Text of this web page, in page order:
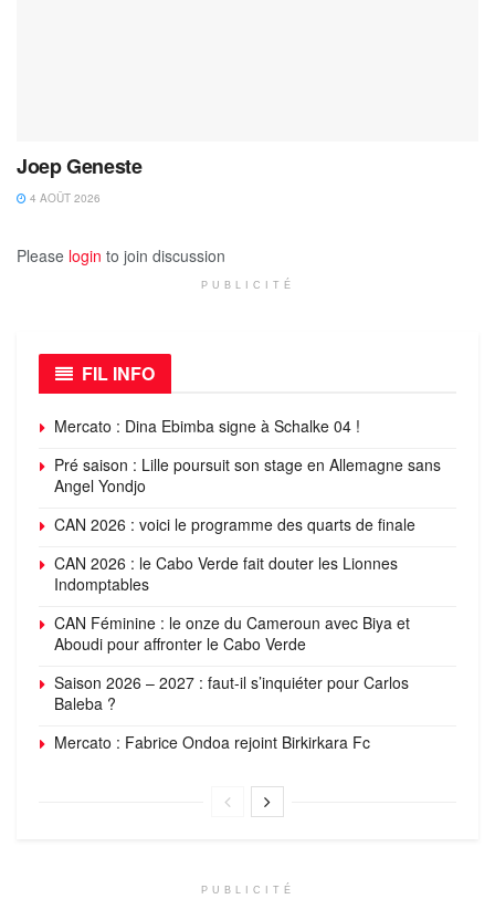
Joep Geneste
4 AOÛT 2026
Please login to join discussion
PUBLICITÉ
FIL INFO
Mercato : Dina Ebimba signe à Schalke 04 !
Pré saison : Lille poursuit son stage en Allemagne sans
Angel Yondjo
CAN 2026 : voici le programme des quarts de finale
CAN 2026 : le Cabo Verde fait douter les Lionnes
Indomptables
CAN Féminine : le onze du Cameroun avec Biya et
Aboudi pour affronter le Cabo Verde
Saison 2026 – 2027 : faut-il s’inquiéter pour Carlos
Baleba ?
Mercato : Fabrice Ondoa rejoint Birkirkara Fc
PUBLICITÉ